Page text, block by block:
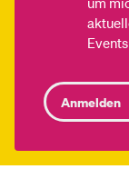
Anmelden